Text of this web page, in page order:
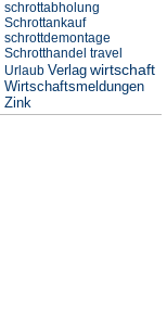
schrottabholung
Schrottankauf
schrottdemontage
Schrotthandel travel
Urlaub Verlag wirtschaft
Wirtschaftsmeldungen
Zink